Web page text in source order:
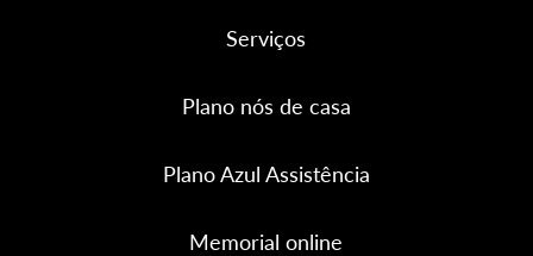
Serviços
Plano nós de casa
Plano Azul Assistência
Memorial online